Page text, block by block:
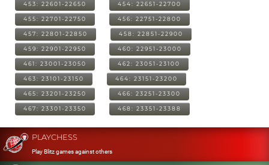
453: 22601-22650 454: 22651-22700
455: 22701-22750 456: 22751-22800
457: 22801-22850 458: 22851-22900
459: 22901-22950 460: 22951-23000
461: 23001-23050 462: 23051-23100
463: 23101-23150 464: 23151-23200
465: 23201-23250 466: 23251-23300
467: 23301-23350 468: 23351-23388
PLAYCHESS
Play Blitz games against others